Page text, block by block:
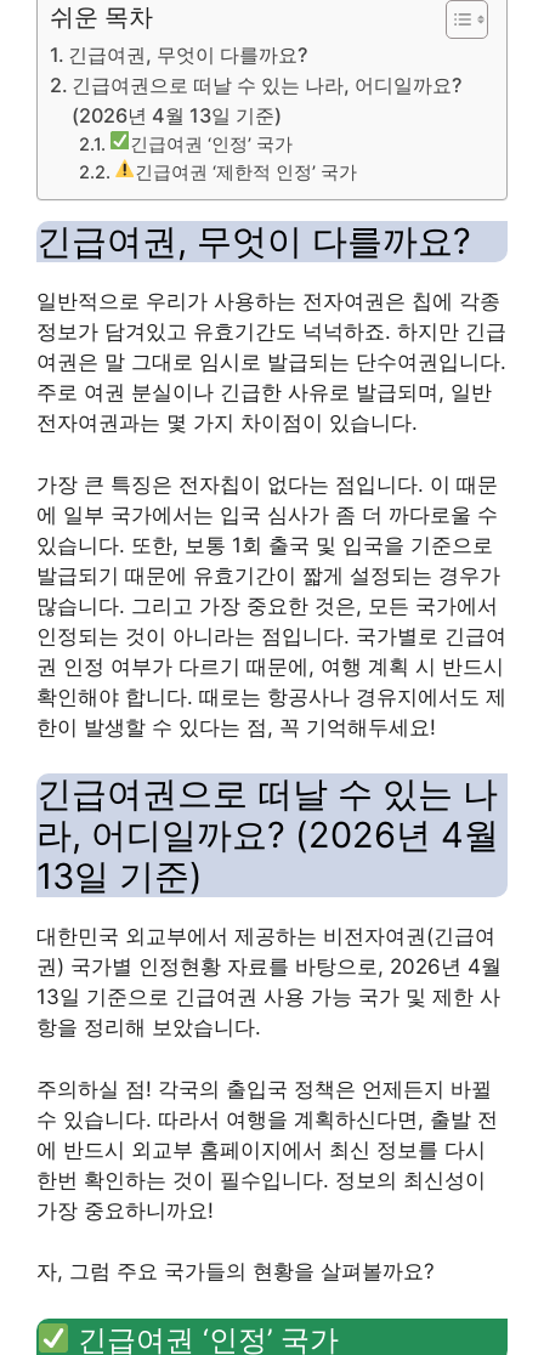
쉬운 목차
긴급여권, 무엇이 다를까요?
긴급여권으로 떠날 수 있는 나라, 어디일까요?
(2026년 4월 13일 기준)
긴급여권 ‘인정’ 국가
긴급여권 ‘제한적 인정’ 국가
긴급여권, 무엇이 다를까요?
일반적으로 우리가 사용하는 전자여권은 칩에 각종
정보가 담겨있고 유효기간도 넉넉하죠. 하지만 긴급
여권은 말 그대로 임시로 발급되는 단수여권입니다.
주로 여권 분실이나 긴급한 사유로 발급되며, 일반
전자여권과는 몇 가지 차이점이 있습니다.
가장 큰 특징은 전자칩이 없다는 점입니다. 이 때문
에 일부 국가에서는 입국 심사가 좀 더 까다로울 수
있습니다. 또한, 보통 1회 출국 및 입국을 기준으로
발급되기 때문에 유효기간이 짧게 설정되는 경우가
많습니다. 그리고 가장 중요한 것은, 모든 국가에서
인정되는 것이 아니라는 점입니다. 국가별로 긴급여
권 인정 여부가 다르기 때문에, 여행 계획 시 반드시
확인해야 합니다. 때로는 항공사나 경유지에서도 제
한이 발생할 수 있다는 점, 꼭 기억해두세요!
긴급여권으로 떠날 수 있는 나
라, 어디일까요? (2026년 4월
13일 기준)
대한민국 외교부에서 제공하는 비전자여권(긴급여
권) 국가별 인정현황 자료를 바탕으로, 2026년 4월
13일 기준으로 긴급여권 사용 가능 국가 및 제한 사
항을 정리해 보았습니다.
주의하실 점! 각국의 출입국 정책은 언제든지 바뀔
수 있습니다. 따라서 여행을 계획하신다면, 출발 전
에 반드시 외교부 홈페이지에서 최신 정보를 다시
한번 확인하는 것이 필수입니다. 정보의 최신성이
가장 중요하니까요!
자, 그럼 주요 국가들의 현황을 살펴볼까요?
긴급여권 ‘인정’ 국가